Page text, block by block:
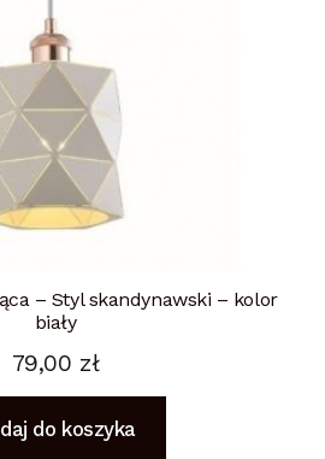
– Styl skandynawski – kolor
biały
79,00 zł
do koszyka